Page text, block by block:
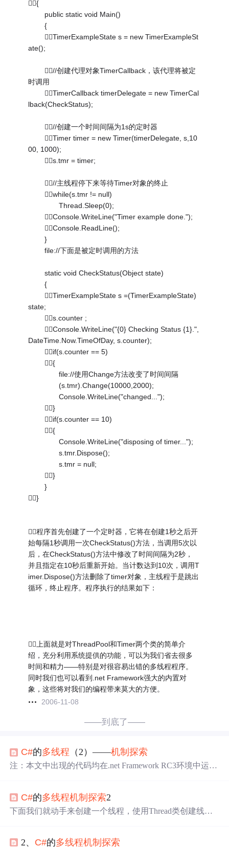
{
public static void Main()
{
TimerExampleState s = new TimerExampleSt
ate();
//创建代理对象TimerCallback，该代理将被定
时调用
TimerCallback timerDelegate = new TimerCal
lback(CheckStatus);
//创建一个时间间隔为1s的定时器
Timer timer = new Timer(timerDelegate, s,10
00, 1000);
s.tmr = timer;
//主线程停下来等待Timer对象的终止
while(s.tmr != null)
Thread.Sleep(0);
Console.WriteLine("Timer example done.");
Console.ReadLine();
}
file://下面是被定时调用的方法
static void CheckStatus(Object state)
{
TimerExampleState s =(TimerExampleState)
state;
s.counter ;
Console.WriteLine("{0} Checking Status {1}.",
DateTime.Now.TimeOfDay, s.counter);
if(s.counter == 5)
{
file://使用Change方法改变了时间间隔
(s.tmr).Change(10000,2000);
Console.WriteLine("changed...");
}
if(s.counter == 10)
{
Console.WriteLine("disposing of timer...");
s.tmr.Dispose();
s.tmr = null;
}
}
}
程序首先创建了一个定时器，它将在创建1秒之后开
始每隔1秒调用一次CheckStatus()方法，当调用5次以
后，在CheckStatus()方法中修改了时间间隔为2秒，
并且指定在10秒后重新开始。当计数达到10次，调用T
imer.Dispose()方法删除了timer对象，主线程于是跳出
循环，终止程序。程序执行的结果如下：
上面就是对ThreadPool和Timer两个类的简单介
绍，充分利用系统提供的功能，可以为我们省去很多
时间和精力——特别是对很容易出错的多线程程序。
同时我们也可以看到.net Framework强大的内置对
象，这些将对我们的编程带来莫大的方便。
2006-11-08
——到底了——
C#的多线程 （2）——机制探索
注：本文中出现的代码均在.net Framework RC3环境中运行
通过任务管理器查看当前系统运行的程序和进程。什么是
进程呢？当一个程序开始运行时，它就是一个进程，进程
C#的多线程机制探索2
下面我们就动手来创建一个线程，使用Thread类创建线程
理（delegate）来提供的，你可以把ThreadStart理解为一个
2、 C#的多线程机制探索